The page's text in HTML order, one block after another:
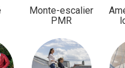
Monte-escalier
PMR